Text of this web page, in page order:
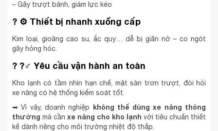
– Gây trượt bánh, giảm lực kéo
? ⚙️ Thiết bị nhanh xuống cấp
Kim loại, gioăng cao su, ắc quy… dễ bị giãn nở – co ngót
gây hỏng hóc.
? ?‍♂️ Yêu cầu vận hành an toàn
Kho lạnh có tầm nhìn hạn chế, mặt sàn trơn trượt, đòi hỏi
xe nâng có hệ thống kiểm soát tốt.
➡ Vì vậy, doanh nghiệp không thể dùng xe nâng thông
thường mà cần xe nâng cho kho lạnh với tiêu chuẩn thiết
kế dành riêng cho môi trường nhiệt độ thấp.